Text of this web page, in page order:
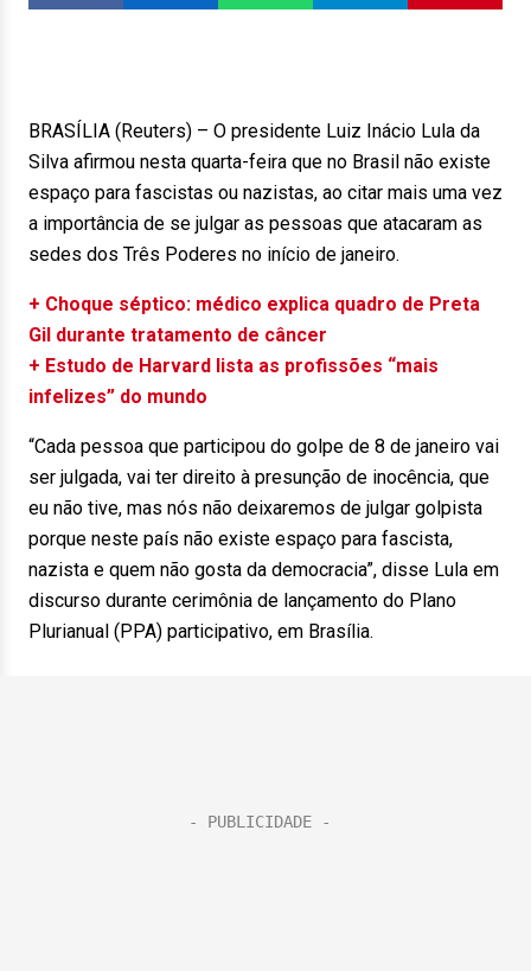
BRASÍLIA (Reuters) – O presidente Luiz Inácio Lula da
Silva afirmou nesta quarta-feira que no Brasil não existe
espaço para fascistas ou nazistas, ao citar mais uma vez
a importância de se julgar as pessoas que atacaram as
sedes dos Três Poderes no início de janeiro.
+ Choque séptico: médico explica quadro de Preta
Gil durante tratamento de câncer
+ Estudo de Harvard lista as profissões “mais
infelizes” do mundo
“Cada pessoa que participou do golpe de 8 de janeiro vai
ser julgada, vai ter direito à presunção de inocência, que
eu não tive, mas nós não deixaremos de julgar golpista
porque neste país não existe espaço para fascista,
nazista e quem não gosta da democracia”, disse Lula em
discurso durante cerimônia de lançamento do Plano
Plurianual (PPA) participativo, em Brasília.